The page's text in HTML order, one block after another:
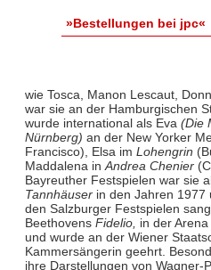
»Bestellungen bei jpc«
wie Tosca, Manon Lescaut,
war sie an der Hamburgischen
wurde international als Eva (Die
Nürnberg) an der New Yorker
Francisco), Elsa im Lohengrin
Maddalena in Andrea Chenier
Bayreuther Festspielen war sie
Tannhäuserin den Jahren 1977
den Salzburger Festspielen
Beethovens Fidelio, in der
und wurde an der Wiener
Kammersängerin geehrt.
ihre Darstellungen von Wagner-